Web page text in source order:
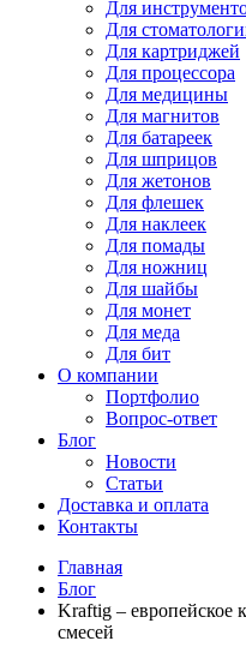
Для
Для
Для картриджей
Для процессора
Для медицины
Для магнитов
Для батареек
Для шприцов
Для жетонов
Для флешек
Для наклеек
Для помады
Для ножниц
Для шайбы
Для монет
Для меда
Для бит
О компании
Портфолио
Вопрос-ответ
Блог
Новости
Статьи
Доставка и оплата
Контакты
Главная
Блог
Kraftig – европейское
смесей